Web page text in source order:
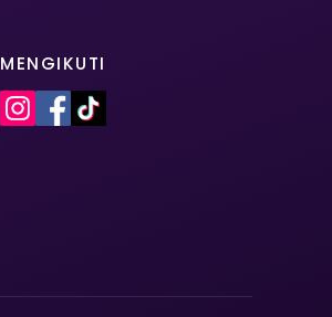
MENGIKUTI